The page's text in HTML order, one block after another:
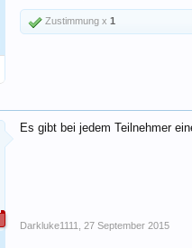
Zustimmung x 1
Es gibt bei jedem Teilnehmer
Darkluke1111 27 September 2015